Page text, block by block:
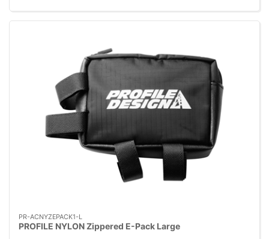
PR-ACNYZEPACK1-L
PROFILE NYLON Zippered E-Pack Large